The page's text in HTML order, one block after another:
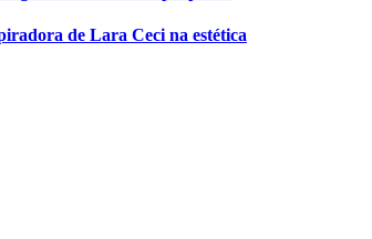
de Lara Ceci na estética